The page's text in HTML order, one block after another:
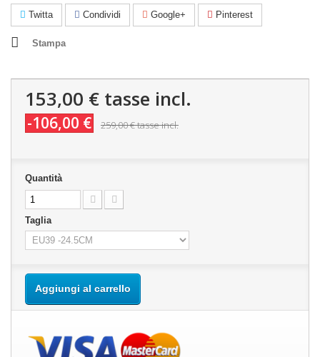
Twitta Condividi Google+ Pinterest
Stampa
153,00 € tasse incl.
-106,00 € 259,00 €tasse incl.
Quantità
Taglia
Aggiungi al carrello